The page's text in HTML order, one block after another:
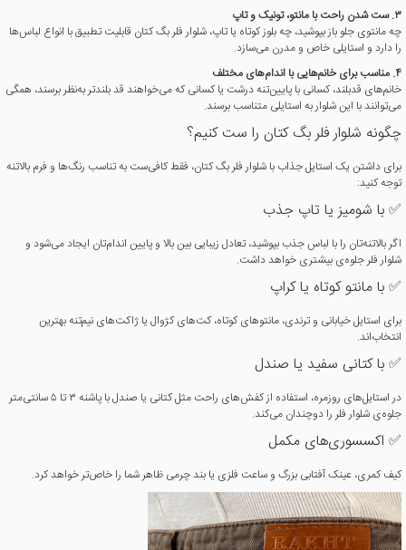
۳. ست شدن راحت با مانتو، تونیک و تاپ
چه مانتوی جلو باز بپوشید، چه بلوز کوتاه یا تاپ، شلوار فلر بگ کتان قابلیت تطبیق با انواع لباس‌ها
را دارد و استایلی خاص و مدرن می‌سازد.
۴. مناسب برای خانم‌هایی با اندام‌های مختلف
خانم‌های قدبلند، کسانی با پایین‌تنه درشت یا کسانی که می‌خواهند قد بلندتر به‌نظر برسند، همگی
می‌توانند با این شلوار به استایلی متناسب برسند.
چگونه شلوار فلر بگ کتان را ست کنیم؟
برای داشتن یک استایل جذاب با شلوار فلر بگ کتان، فقط کافی‌ست به تناسب رنگ‌ها و فرم بالاتنه
توجه کنید:
✅ با شومیز یا تاپ جذب
اگر بالاتنه‌تان را با لباس جذب بپوشید، تعادل زیبایی بین بالا و پایین اندام‌تان ایجاد می‌شود و
شلوار فلر جلوه‌ی بیشتری خواهد داشت.
✅ با مانتو کوتاه یا کراپ
برای استایل خیابانی و ترندی، مانتوهای کوتاه، کت‌های کژوال یا ژاکت‌های نیم‌تنه بهترین
انتخاب‌اند.
✅ با کتانی سفید یا صندل
در استایل‌های روزمره، استفاده از کفش‌های راحت مثل کتانی یا صندل با پاشنه ۳ تا ۵ سانتی‌متر
جلوه‌ی شلوار فلر را دوچندان می‌کند.
✅ اکسسوری‌های مکمل
کیف کمری، عینک آفتابی بزرگ و ساعت فلزی یا بند چرمی ظاهر شما را خاص‌تر خواهد کرد.